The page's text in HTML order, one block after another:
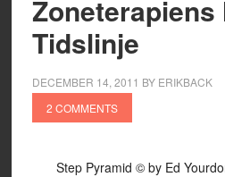
Tidslinje
DECEMBER 14, 2011 BY ERIKBACK
2 COMMENTS
Step Pyramid © by Ed